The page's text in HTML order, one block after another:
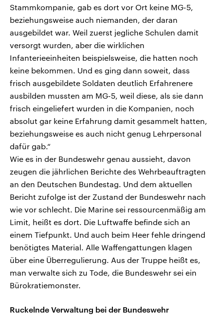
Stammkompanie, gab es dort vor Ort keine MG-5,
beziehungsweise auch niemanden, der daran
ausgebildet war. Weil zuerst jegliche Schulen damit
versorgt wurden, aber die wirklichen
Infanterieeinheiten beispielsweise, die hatten noch
keine bekommen. Und es ging dann soweit, dass
frisch ausgebildete Soldaten deutlich Erfahrenere
ausbilden mussten am MG-5, weil diese, als sie dann
frisch eingeliefert wurden in die Kompanien, noch
absolut gar keine Erfahrung damit gesammelt hatten,
beziehungsweise es auch nicht genug Lehrpersonal
dafür gab.“
Wie es in der Bundeswehr genau aussieht, davon
zeugen die jährlichen Berichte des Wehrbeauftragten
an den Deutschen Bundestag. Und dem aktuellen
Bericht zufolge ist der Zustand der Bundeswehr nach
wie vor schlecht. Die Marine sei ressourcenmäßig am
Limit, heißt es dort. Die Luftwaffe befinde sich an
einem Tiefpunkt. Und auch beim Heer fehle dringend
benötigtes Material. Alle Waffengattungen klagen
über eine Überregulierung. Aus der Truppe heißt es,
man verwalte sich zu Tode, die Bundeswehr sei ein
Bürokratiemonster.
Ruckelnde Verwaltung bei der Bundeswehr